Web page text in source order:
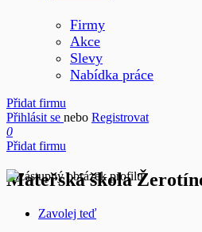
Firmy
Akce
Slevy
Nabídka práce
Přidat firmu
Přihlásit se nebo Registrovat
0
Přidat firmu
Mateřská škola
Zavolej teď